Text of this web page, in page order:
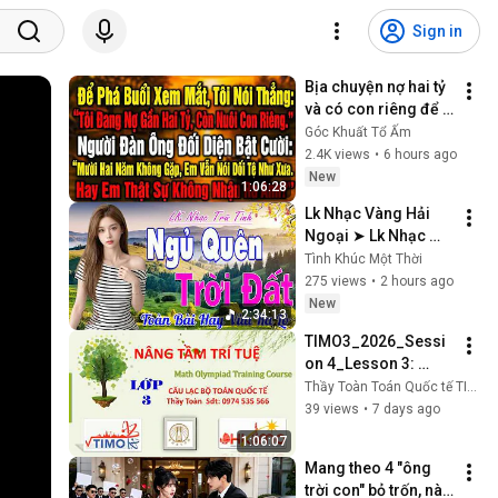
Sign in
1:06:28
Bịa chuyện nợ hai tỷ
và có con riêng để
phá buổi xem mắt,
người ngồi đối diện
bỗng bật cười thách
Góc Khuất Tổ Ấm
2.4K views • 6 hours ago
New
2:34:13
Lk Nhạc Vàng Hải
Ngoại ➤ Lk Nhạc
Bolero Thư Giãn Dễ
Nghe Dễ Ngủ Chọn
Lọc TOÀN BÀI HAY
Tình Khúc Một Thời
275 views • 2 hours ago
New
1:06:07
TIMO3_2026_Sessi
on 4_Lesson 3:
Patterned
Sequences of
on Table of...
39 views • 7 days ago
Mang theo 4 "ông
trời con" bỏ trốn, nào